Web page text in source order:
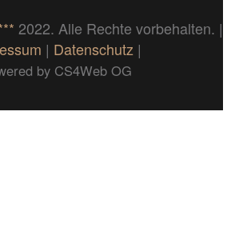
2022. Alle Rechte vorbehalten. |
| Datenschutz |
by CS4Web OG